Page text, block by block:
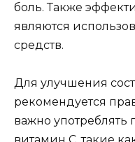
боль. Также
являются
средств.
Для улучшения
рекомендуется
важно